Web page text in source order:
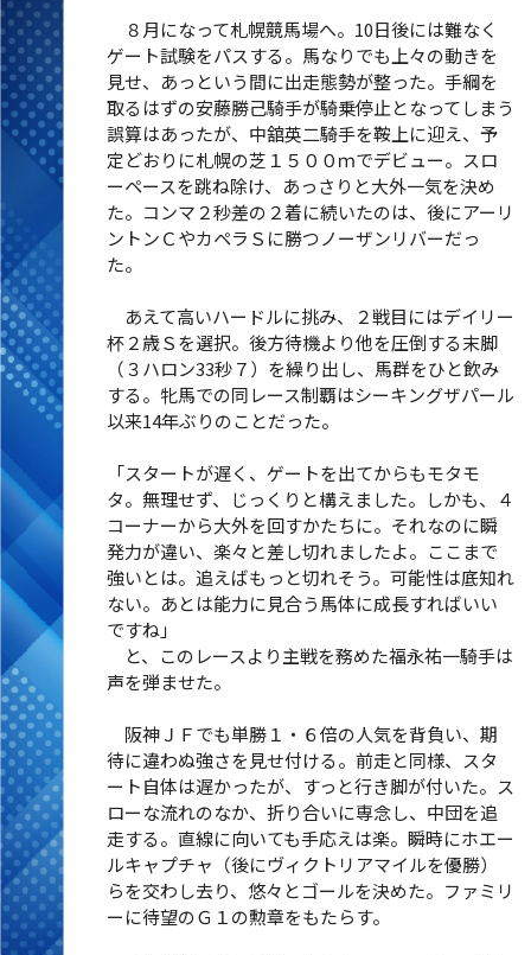
８月になって札幌競馬場へ。10日後には難なく
ゲート試験をパスする。馬なりでも上々の動きを
見せ、あっという間に出走態勢が整った。手綱を
取るはずの安藤勝己騎手が騎乗停止となってしまう
誤算はあったが、中舘英二騎手を鞍上に迎え、予
定どおりに札幌の芝１５００ｍでデビュー。スロ
ーペースを跳ね除け、あっさりと大外一気を決め
た。コンマ２秒差の２着に続いたのは、後にアーリ
ントンＣやカペラＳに勝つノーザンリバーだっ
た。
あえて高いハードルに挑み、２戦目にはデイリー
杯２歳Ｓを選択。後方待機より他を圧倒する末脚
（３ハロン33秒７）を繰り出し、馬群をひと飲み
する。牝馬での同レース制覇はシーキングザパール
以来14年ぶりのことだった。
「スタートが遅く、ゲートを出てからもモタモ
タ。無理せず、じっくりと構えました。しかも、４
コーナーから大外を回すかたちに。それなのに瞬
発力が違い、楽々と差し切れましたよ。ここまで
強いとは。追えばもっと切れそう。可能性は底知れ
ない。あとは能力に見合う馬体に成長すればいい
ですね」
と、このレースより主戦を務めた福永祐一騎手は
声を弾ませた。
阪神ＪＦでも単勝１・６倍の人気を背負い、期
待に違わぬ強さを見せ付ける。前走と同様、スタ
ート自体は遅かったが、すっと行き脚が付いた。ス
ローな流れのなか、折り合いに専念し、中団を追
走する。直線に向いても手応えは楽。瞬時にホエー
ルキャプチャ（後にヴィクトリアマイルを優勝）
らを交わし去り、悠々とゴールを決めた。ファミリ
ーに待望のＧ１の勲章をもたらす。